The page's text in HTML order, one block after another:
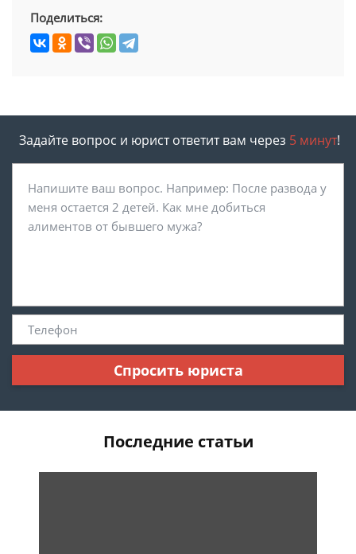
Поделиться:
Задайте вопрос и юрист ответит вам через 5 минут!
Спросить юриста
Последние статьи